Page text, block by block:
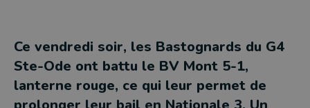
Ce vendredi soir, les Bastognards du G4
Ste-Ode ont battu le BV Mont 5-1,
lanterne rouge, ce qui leur permet de